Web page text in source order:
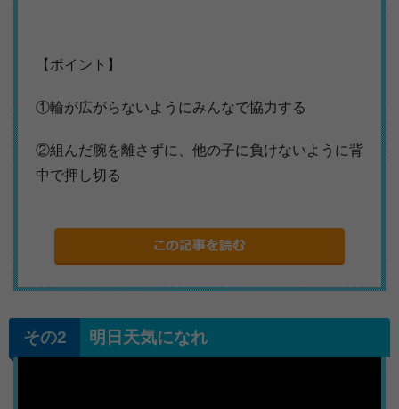
【ポイント】
①輪が広がらないようにみんなで協力する
②組んだ腕を離さずに、他の子に負けないように背
中で押し切る
明日天気になれ